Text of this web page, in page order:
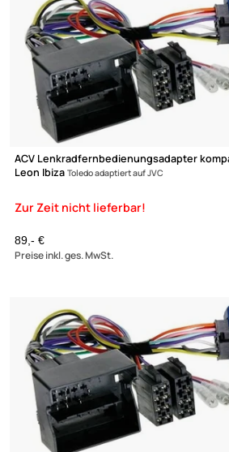
Zur Zeit nicht
ACV Lenkradfernbedienungsadapter
Leon Ibiza Toledo adaptiert auf Blaupunkt
89,- €
ACV Lenkradfernbedienungsadapter
Leon Ibiza Toledo adaptiert auf Alpine
Ultramall
Zahlungsarten
Wir versenden mit
Unsere Leistungen